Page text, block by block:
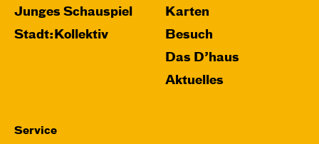
Junges Schauspiel
Stadt:Kollektiv
Karten
Besuch
Das D’haus
Aktuelles
Service